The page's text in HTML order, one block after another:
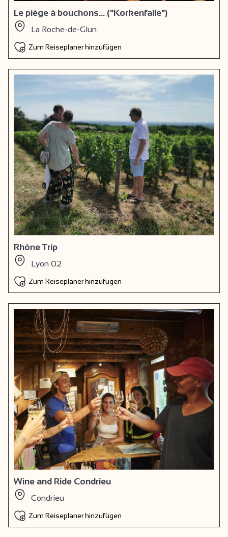
Le piège à bouchons... ("Korkenfalle")
La Roche-de-Glun
Zum Reiseplaner hinzufügen
Rhône Trip
Lyon 02
Zum Reiseplaner hinzufügen
Wine and Ride Condrieu
Condrieu
Zum Reiseplaner hinzufügen